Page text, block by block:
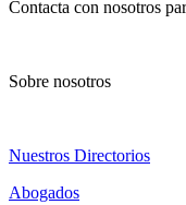
Contacta con nosotros
Sobre nosotros
Nuestros Directorios
Abogados